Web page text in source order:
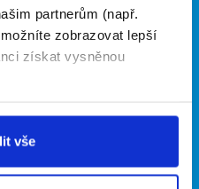
partnerům (např.
zobrazovat lepší
získat vysněnou
vše
Vložit inzerát
Ceník
Propagace
Naše další projekty
Fajn brigády